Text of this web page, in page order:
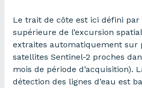
Le trait de côte est ici défini
supérieure de l’excursion
extraites automatiquement sur
satellites Sentinel-2 proches
mois de période d’acquisition).
détection des lignes d’eau est